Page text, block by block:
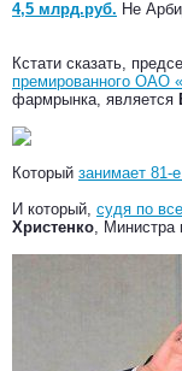
4,5 млрд.руб. Не
Кстати сказать,
премированного ОАО
фармрынка, является
Который занимает
И который, судя по
Христенко, Министра